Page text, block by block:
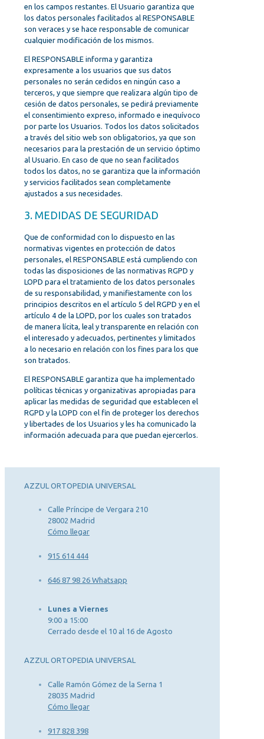
en los campos restantes. El Usuario garantiza que
los datos personales facilitados al RESPONSABLE
son veraces y se hace responsable de comunicar
cualquier modificación de los mismos.
El RESPONSABLE informa y garantiza
expresamente a los usuarios que sus datos
personales no serán cedidos en ningún caso a
terceros, y que siempre que realizara algún tipo de
cesión de datos personales, se pedirá previamente
el consentimiento expreso, informado e inequívoco
por parte los Usuarios. Todos los datos solicitados
a través del sitio web son obligatorios, ya que son
necesarios para la prestación de un servicio óptimo
al Usuario. En caso de que no sean facilitados
todos los datos, no se garantiza que la información
y servicios facilitados sean completamente
ajustados a sus necesidades.
3. MEDIDAS DE SEGURIDAD
Que de conformidad con lo dispuesto en las
normativas vigentes en protección de datos
personales, el RESPONSABLE está cumpliendo con
todas las disposiciones de las normativas RGPD y
LOPD para el tratamiento de los datos personales
de su responsabilidad, y manifiestamente con los
principios descritos en el artículo 5 del RGPD y en el
artículo 4 de la LOPD, por los cuales son tratados
de manera lícita, leal y transparente en relación con
el interesado y adecuados, pertinentes y limitados
a lo necesario en relación con los fines para los que
son tratados.
El RESPONSABLE garantiza que ha implementado
políticas técnicas y organizativas apropiadas para
aplicar las medidas de seguridad que establecen el
RGPD y la LOPD con el fin de proteger los derechos
y libertades de los Usuarios y les ha comunicado la
información adecuada para que puedan ejercerlos.
AZZUL ORTOPEDIA UNIVERSAL
Calle Príncipe de Vergara 210
28002 Madrid
Cómo llegar
915 614 444
646 87 98 26 Whatsapp
Lunes a Viernes
9:00 a 15:00
Cerrado desde el 10 al 16 de Agosto
AZZUL ORTOPEDIA UNIVERSAL
Calle Ramón Gómez de la Serna 1
28035 Madrid
Cómo llegar
917 828 398